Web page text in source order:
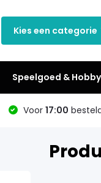
Kies een categorie
Speelgoed & Hobby
Voor 17:00